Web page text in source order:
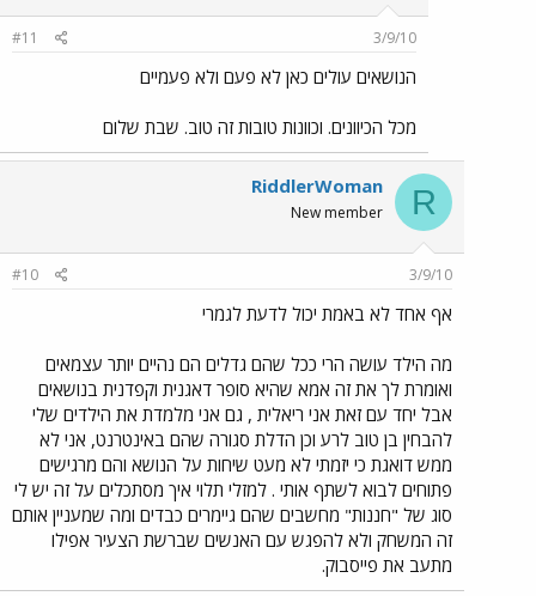
3/9/10
#11
הנושאים עולים כאן לא פעם ולא פעמיים
מכל הכיוונים. וכוונות טובות זה טוב. שבת שלום
R
RiddlerWoman
New member
3/9/10
#10
אף אחד לא באמת יכול לדעת לגמרי
מה הילד עושה הרי ככל שהם גדלים הם נהיים יותר עצמאים
ואומרת לך את זה אמא שהיא סופר דאגנית וקפדנית בנושאים
אבל יחד עם זאת אני ריאלית , גם אני מלמדת את הילדים שלי
להבחין בן טוב לרע וכן הדלת סגורה שהם באינטרנט, אני לא
ממש דואגת כי יזמתי לא מעט שיחות על הנושא והם מרגישים
פתוחים לבוא לשתף אותי . למזלי תלוי איך מסתכלים על זה יש לי
סוג של "חננות" מחשבים שהם גיימרים כבדים ומה שמעניין אותם
זה המשחק ולא להפגש עם האנשים שברשת הצעיר אפילו
מתעב את פייסבוק.